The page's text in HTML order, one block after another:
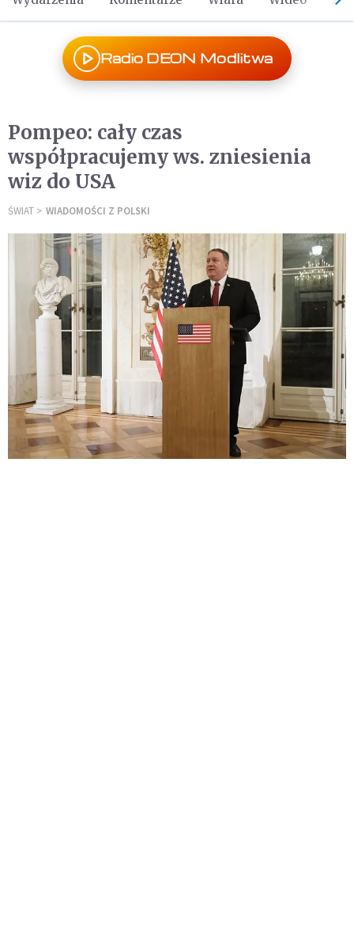
Radio DEON Modlitwa
Pompeo: cały czas
współpracujemy ws. zniesienia
wiz do USA
ŚWIAT WIADOMOŚCI Z POLSKI